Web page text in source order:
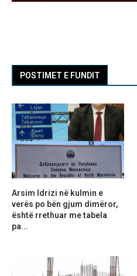
POSTIMET E FUNDIT
Arsim Idrizi në kulmin e
verës po bën gjum dimëror,
është rrethuar me tabela
pa...